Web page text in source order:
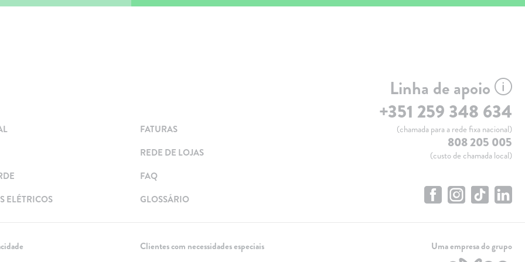
ELÉTRICOS
FATURAS
REDE DE LOJAS
FAQ
GLOSSÁRIO
Linha de apoio
+351 259 348 634
(chamada para a rede fixa nacional)
808 205 005
(custo de chamada local)
Clientes com necessidades especiais Uma empresa do grupo